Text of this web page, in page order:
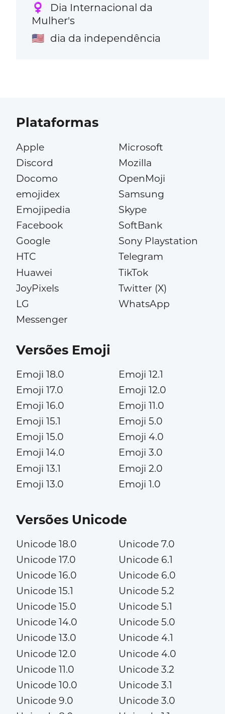
♀️
Dia Internacional da
Mulher's
🇺🇸 dia da independência
Plataformas
Apple
Discord
Docomo
emojidex
Emojipedia
Facebook
Google
HTC
Huawei
JoyPixels
LG
Messenger
Microsoft
Mozilla
OpenMoji
Samsung
Skype
SoftBank
Sony Playstation
Telegram
TikTok
Twitter (X)
WhatsApp
Versões Emoji
Emoji 18.0
Emoji 17.0
Emoji 16.0
Emoji 15.1
Emoji 15.0
Emoji 14.0
Emoji 13.1
Emoji 13.0
Emoji 12.1
Emoji 12.0
Emoji 11.0
Emoji 5.0
Emoji 4.0
Emoji 3.0
Emoji 2.0
Emoji 1.0
Versões Unicode
Unicode 18.0
Unicode 17.0
Unicode 16.0
Unicode 15.1
Unicode 15.0
Unicode 14.0
Unicode 13.0
Unicode 12.0
Unicode 11.0
Unicode 10.0
Unicode 9.0
Unicode 7.0
Unicode 6.1
Unicode 6.0
Unicode 5.2
Unicode 5.1
Unicode 5.0
Unicode 4.1
Unicode 4.0
Unicode 3.2
Unicode 3.1
Unicode 3.0